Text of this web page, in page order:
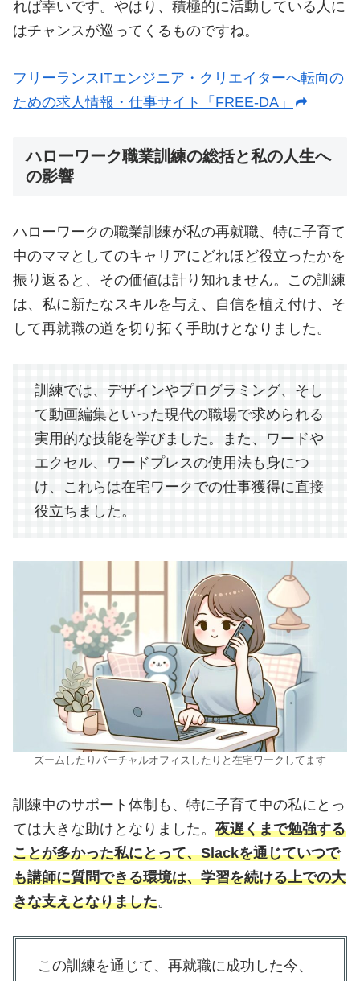
れば幸いです。やはり、積極的に活動している人に
はチャンスが巡ってくるものですね。
フリーランスITエンジニア・クリエイターへ転向の
ための求人情報・仕事サイト「FREE-DA」
ハローワーク職業訓練の総括と私の人生へ
の影響
ハローワークの職業訓練が私の再就職、特に子育て
中のママとしてのキャリアにどれほど役立ったかを
振り返ると、その価値は計り知れません。この訓練
は、私に新たなスキルを与え、自信を植え付け、そ
して再就職の道を切り拓く手助けとなりました。
訓練では、デザインやプログラミング、そし
て動画編集といった現代の職場で求められる
実用的な技能を学びました。また、ワードや
エクセル、ワードプレスの使用法も身につ
け、これらは在宅ワークでの仕事獲得に直接
役立ちました。
ズームしたりバーチャルオフィスしたりと在宅ワークしてます
訓練中のサポート体制も、特に子育て中の私にとっ
ては大きな助けとなりました。 夜遅くまで勉強する
ことが多かった私にとって、Slackを通じていつで
も講師に質問できる環境は、学習を続ける上での大
きな支えとなりました。
この訓練を通じて、再就職に成功した今、